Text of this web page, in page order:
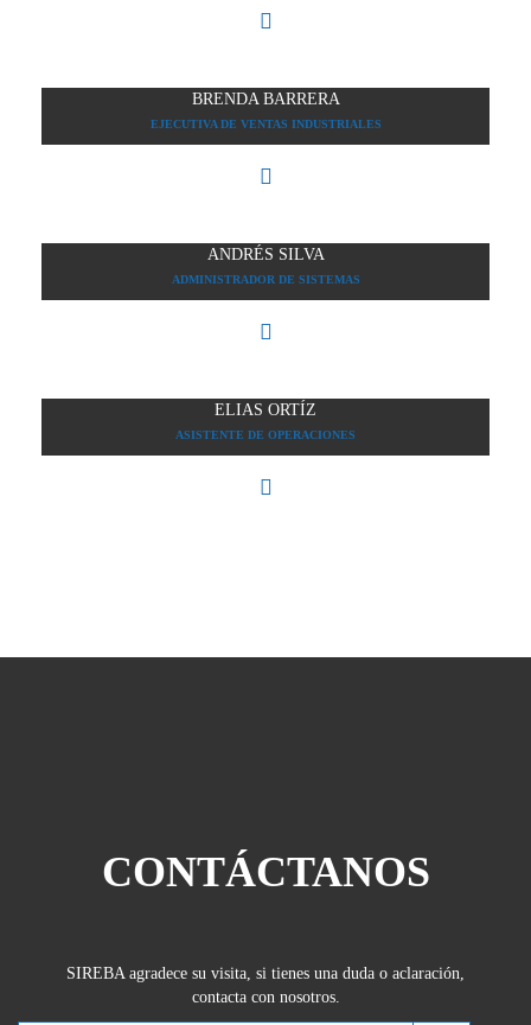
BRENDA BARRERA
EJECUTIVA DE VENTAS INDUSTRIALES
ANDRÉS SILVA
ADMINISTRADOR DE SISTEMAS
ELIAS ORTÍZ
ASISTENTE DE OPERACIONES
CONTÁCTANOS
SIREBA agradece su visita, si tienes una duda o aclaración,
contacta con nosotros.